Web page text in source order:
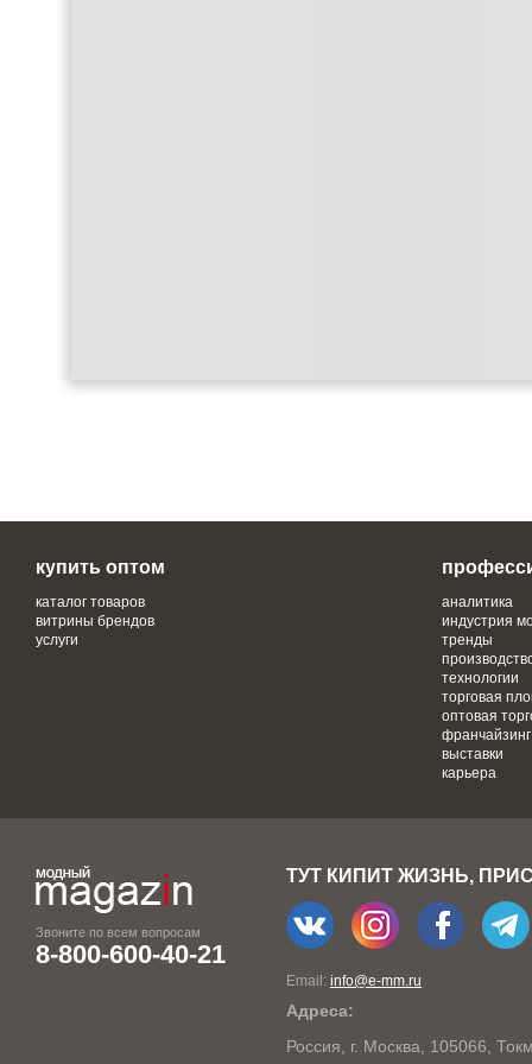
купить оптом
каталог товаров
витрины брендов
услуги
аналитика
индустрия
тренды
технологии
торговая
оптовая
франчайзинг
выставки
карьера
Звоните по всем вопросам
8-800-600-40-21
ТУТ КИПИТ ЖИЗНЬ,
Email: info@e-mm.ru
Адреса:
Россия, г. Москва, 105066,